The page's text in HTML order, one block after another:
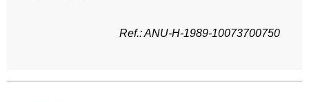
Ref.: ANU-H-1989-10073700750